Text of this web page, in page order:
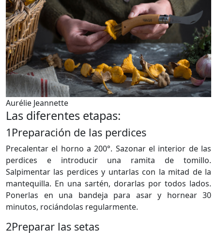
Aurélie Jeannette
Las diferentes etapas:
1 Preparación de las perdices
Precalentar el horno a 200°. Sazonar el interior de las
perdices e introducir una ramita de tomillo.
Salpimentar las perdices y untarlas con la mitad de la
mantequilla. En una sartén, dorarlas por todos lados.
Ponerlas en una bandeja para asar y hornear 30
minutos, rociándolas regularmente.
2Preparar las setas